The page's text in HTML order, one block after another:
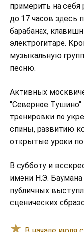
примерить на себя
до 17 часов здесь
барабанах,
электрогитаре.
музыкальную
песню.
Активных
"Северное Тушино"
тренировки по
спины, развитию
открытые уроки по
В субботу и
имени Н.Э.
публичных
сценических